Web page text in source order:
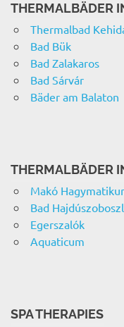
THERMALBÄDER
Thermalbad
Bad Bük
Bad Zalakaros
Bad Sárvár
Bäder am Balaton
THERMALBÄDER
Makó
Bad
Egerszalók
Aquaticum
SPA THERAPIES